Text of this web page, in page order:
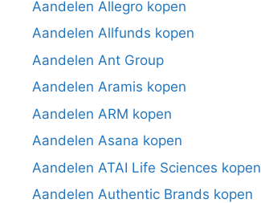
Aandelen Allegro kopen
Aandelen Allfunds kopen
Aandelen Ant Group
Aandelen Aramis kopen
Aandelen ARM kopen
Aandelen Asana kopen
Aandelen ATAI Life Sciences kopen
Aandelen Authentic Brands kopen